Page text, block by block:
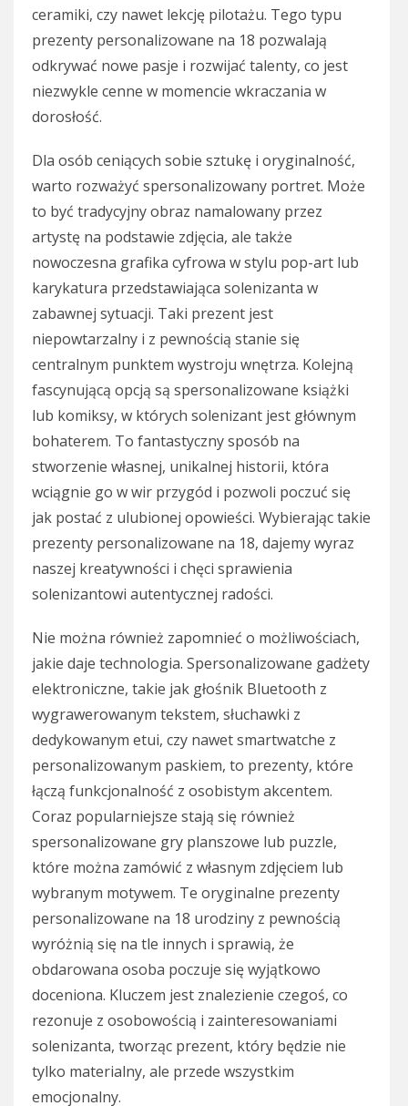
ceramiki, czy nawet lekcję pilotażu. Tego typu
prezenty personalizowane na 18 pozwalają
odkrywać nowe pasje i rozwijać talenty, co jest
niezwykle cenne w momencie wkraczania w
dorosłość.
Dla osób ceniących sobie sztukę i oryginalność,
warto rozważyć spersonalizowany portret. Może
to być tradycyjny obraz namalowany przez
artystę na podstawie zdjęcia, ale także
nowoczesna grafika cyfrowa w stylu pop-art lub
karykatura przedstawiająca solenizanta w
zabawnej sytuacji. Taki prezent jest
niepowtarzalny i z pewnością stanie się
centralnym punktem wystroju wnętrza. Kolejną
fascynującą opcją są spersonalizowane książki
lub komiksy, w których solenizant jest głównym
bohaterem. To fantastyczny sposób na
stworzenie własnej, unikalnej historii, która
wciągnie go w wir przygód i pozwoli poczuć się
jak postać z ulubionej opowieści. Wybierając takie
prezenty personalizowane na 18, dajemy wyraz
naszej kreatywności i chęci sprawienia
solenizantowi autentycznej radości.
Nie można również zapomnieć o możliwościach,
jakie daje technologia. Spersonalizowane gadżety
elektroniczne, takie jak głośnik Bluetooth z
wygrawerowanym tekstem, słuchawki z
dedykowanym etui, czy nawet smartwatche z
personalizowanym paskiem, to prezenty, które
łączą funkcjonalność z osobistym akcentem.
Coraz popularniejsze stają się również
spersonalizowane gry planszowe lub puzzle,
które można zamówić z własnym zdjęciem lub
wybranym motywem. Te oryginalne prezenty
personalizowane na 18 urodziny z pewnością
wyróżnią się na tle innych i sprawią, że
obdarowana osoba poczuje się wyjątkowo
doceniona. Kluczem jest znalezienie czegoś, co
rezonuje z osobowością i zainteresowaniami
solenizanta, tworząc prezent, który będzie nie
tylko materialny, ale przede wszystkim
emocjonalny.